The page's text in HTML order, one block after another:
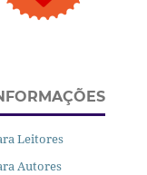
Leitores
Autores